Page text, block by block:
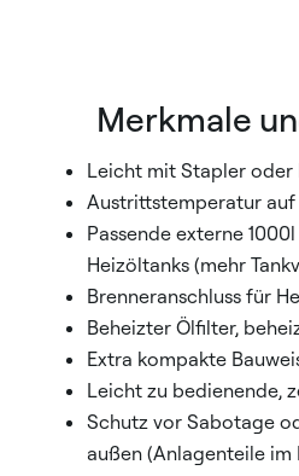
Merkmale
Leicht mit Stapler oder
Austrittstemperatur
Passende externe
Heizöltanks (mehr
Brenneranschluss für
Beheizter Ölfilter,
Extra kompakte
Leicht zu bedienende,
Schutz vor Sabotage
außen (Anlagenteile im